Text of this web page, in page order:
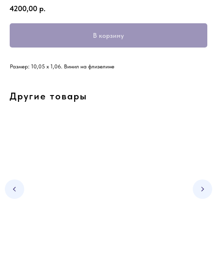
4200,00 р.
В корзину
Размер: 10,05 х 1,06. Винил на флизелине
Другие товары